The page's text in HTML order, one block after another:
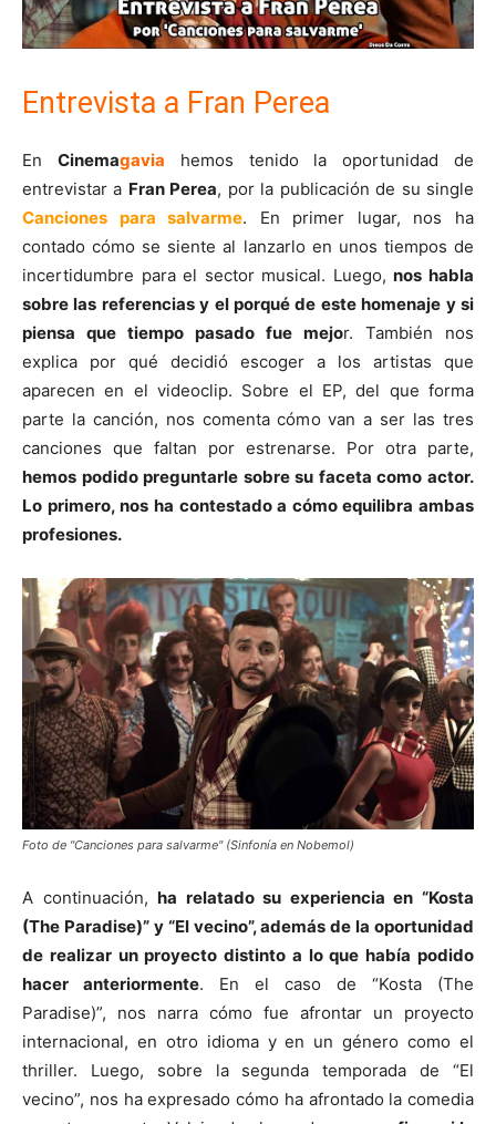
Entrevista a Fran Perea
En Cinemagavia hemos tenido la oportunidad de
entrevistar a Fran Perea, por la publicación de su single
Canciones para salvarme. En primer lugar, nos ha
contado cómo se siente al lanzarlo en unos tiempos de
incertidumbre para el sector musical. Luego,nos habla
sobre las referencias y el porqué de este homenaje y si
piensa que tiempo pasado fue mejor. También nos
explica por qué decidió escoger a los artistas que
aparecen en el videoclip. Sobre el EP, del que forma
parte la canción, nos comenta cómo van a ser las tres
canciones que faltan por estrenarse. Por otra parte,
hemos podido preguntarle sobre su faceta como actor.
Lo primero, nos ha contestado a cómo equilibra ambas
profesiones.
Foto de "Canciones para salvarme" (Sinfonía en Nobemol)
A continuación,ha relatado su experiencia en “Kosta
(The Paradise)” y “El vecino”, además de la oportunidad
de realizar un proyecto distinto a lo que había podido
hacer anteriormente. En el caso de “Kosta (The
Paradise)”, nos narra cómo fue afrontar un proyecto
internacional, en otro idioma y en un género como el
thriller. Luego, sobre la segunda temporada de “El
vecino”, nos ha expresado cómo ha afrontado la comedia